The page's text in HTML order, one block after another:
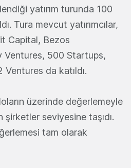
yatırım turunda 100
Tura mevcut yatırımcılar,
Capital, Bezos
Ventures, 500 Startups,
da katıldı.
üzerinde değerlemeyle
seviyesine taşıdı.
tam olarak